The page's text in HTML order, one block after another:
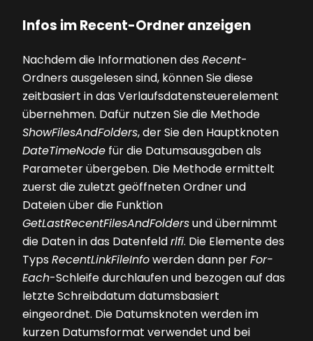
Infos im Recent-Ordner anzeigen
Nachdem die Informationen des Recent-
Ordners ausgelesen sind, können Sie diese
zeitbasiert in das Verlaufsdatensteuer­element
übernehmen. Dafür nutzen Sie die Methode
ShowFilesAndFolders, der Sie den Hauptknoten
DateTimeNode für die Datumsausgaben als
Parameter übergeben. Die Methode ermittelt
zuerst die zuletzt geöffneten Ordner und
Dateien über die Funktion
GetLastRecentFilesAndFoldersund übernimmt
die Daten in das Datenfeldrlfi. Die Elemente des
Typs RecentLinkFileInfowerden dann perFor-
Each-Schleife durchlaufen und bezogen auf das
letzte Schreibdatum datumsbasiert
eingeordnet. Die Datumsknoten werden im
kurzen Datumsformat verwendet und bei